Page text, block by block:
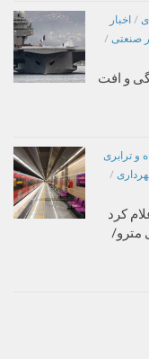
/ اخبار
صنعتی /
و افت
و ترابری
/
کرد
مترو/